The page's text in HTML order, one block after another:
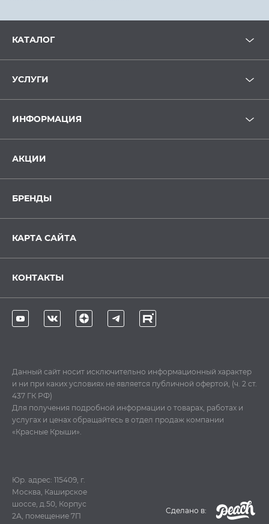
КАТАЛОГ
УСЛУГИ
ИНФОРМАЦИЯ
АКЦИИ
БРЕНДЫ
КАРТА САЙТА
КОНТАКТЫ
Данный сайт носит исключительно информационный характер
и ни при каких условиях не является публичной офертой, (ч. 2 ст.
437 ГК РФ)
Для получения подробной информации о товарах, работах и
услугах и ценах обращайтесь в отдел продаж компании
«Красные Крыши».
Юр. адрес: 115409, г.
Москва, Каширское
шоссе, д.50, Корпус
2А, помещение 7П
Cделано в: